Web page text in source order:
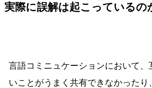
実際に誤解は起こっているの
言語コミニュケーションにおいて、
いことがうまく共有できなかったり